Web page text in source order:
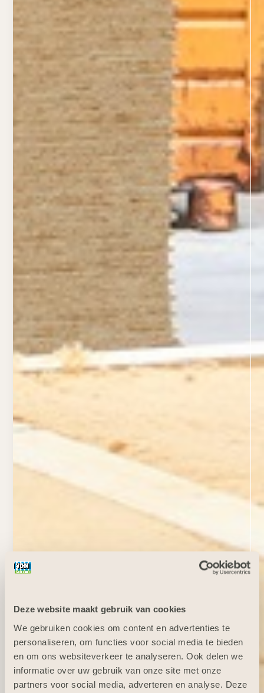
Deze website maakt gebruik van cookies
We gebruiken cookies om content en advertenties te
personaliseren, om functies voor social media te bieden
en om ons websiteverkeer te analyseren. Ook delen we
informatie over uw gebruik van onze site met onze
partners voor social media, adverteren en analyse. Deze